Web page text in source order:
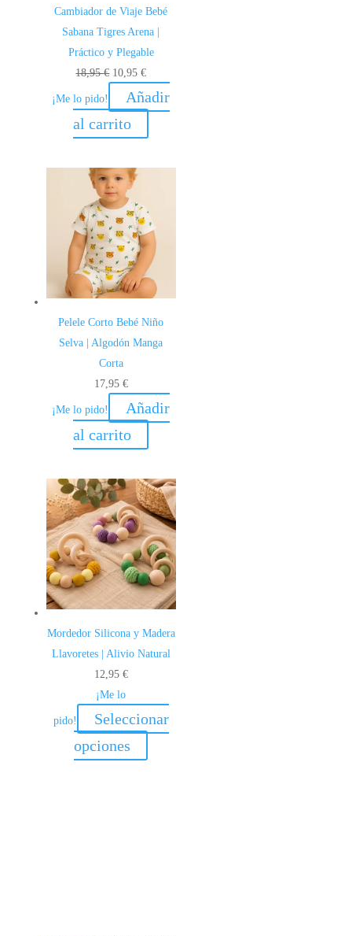
Cambiador de Viaje Bebé
Sabana Tigres Arena |
Práctico y Plegable
18,95€ El
precio
original
10,95€El
precio
actual
¡Me lo pido!
Añadir
al carrito
Pelele Corto Bebé Niño
Selva | Algodón Manga
Corta
17,95 €
¡Me lo pido!
Añadir
al carrito
Mordedor Silicona y Madera
Llavoretes | Alivio Natural
12,95 €
¡Me lo
pido!
Seleccionar
opciones
producto